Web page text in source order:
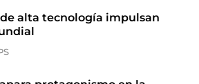
alta tecnología impulsan